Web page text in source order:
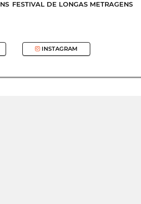
FESTIVAL DE LONGAS METRAGENS
INSTAGRAM